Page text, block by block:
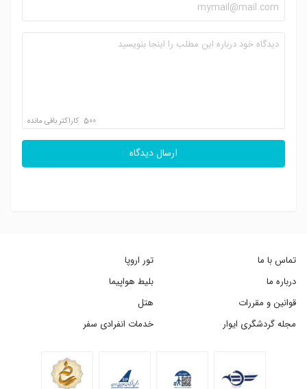
500 کاراکتر باقی مانده
ارسال دیدگاه
تماس با ما
درباره ما
قوانین و مقررات
مجله گردشگری ایوار
تور اروپا
بلیط هواپیما
هتل
خدمات انفرادی سفر